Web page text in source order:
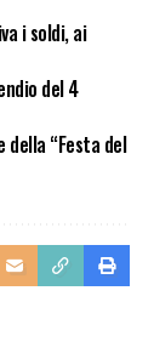
i soldi, ai
del 4
“Festa del